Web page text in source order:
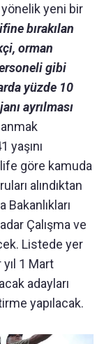
yeni bir
bırakılan
orman
gibi
yüzde 10
ayrılması
yaşını
göre kamuda
alındıktan
Çalışma ve
Listede yer
yıl 1 Mart
adayları
yapılacak.